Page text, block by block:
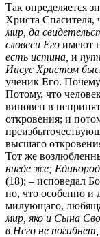
Так определяется
Христа Спасителя,
мир, да
словеси Его имеют
есть истина, и
Иисус Христом
ученик Его.
Потому, что
виновен в
откровения; и
высшаго
Тот же
нигде же;
(18); – исповедал
но, что особенно и
милующаго,
мир, яко и Сына
в Него не